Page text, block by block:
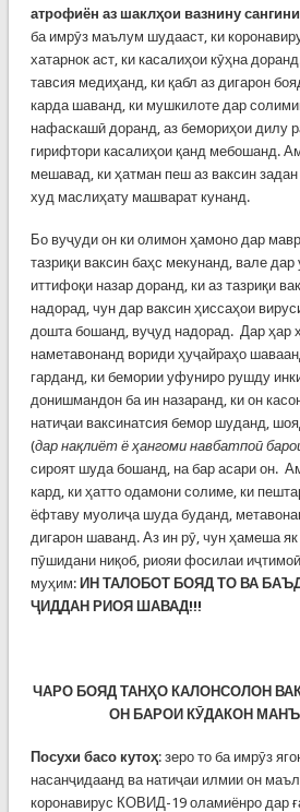
атрофиён аз шаклҳои вазнину
ба имрӯз маълум шудааст, ки
хатарнок аст, ки касалиҳои кӯҳна
тавсия медиҳанд, ки қабл аз дигарон
карда шаванд, ки мушкилоте дар
нафаскашӣ доранд, аз бемориҳои дилу
гирифтори касалиҳои қанд мебошанд.
мешавад, ки ҳатман пеш аз ваксин
худ маслиҳату машварат кунанд.
Бо вуҷуди он ки олимон ҳамоно дар
тазриқи ваксин баҳс мекунанд, вале
иттифоқи назар доранд, ки аз тазриқи
надорад, чун дар ваксин ҳиссаҳои
дошта бошанд, вуҷуд надорад. Дар ҳар
наметавонанд вориди ҳуҷайраҳо
гарданд, ки бемории уфуниро рушду
донишмандон ба ин назаранд, ки он
натиҷаи ваксинатсия бемор шуданд,
(дар нақлиёт ё ҳангоми навбатпоӣ
сироят шуда бошанд, на бар асари он.
кард, ки ҳатто одамони солиме, ки
ёфтаву муолиҷа шуда буданд,
дигарон шаванд. Аз ин рӯ, чун ҳамеша
пӯшидани ниқоб, риояи фосилаи
муҳим: ИН ТАЛОБОТ БОЯД ТО ВА
ҶИДДАН РИОЯ ШАВАД!!!
ЧАРО БОЯД ТАНҲО КАЛОНСОЛОН
ОН БАРОИ КӮДАКОН
Посухи басо кутоҳ: зеро то ба имрӯз
насанҷидаанд ва натиҷаи илмии он
коронавирус КОВИД-19 оламиёнро дар